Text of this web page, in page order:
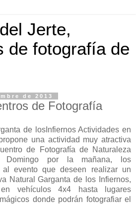
Jerte,
de fotografía de
de 2013
de Fotografía
de losInfiernos Actividades en
una actividad muy atractiva
de Fotografía de Naturaleza
Domingo por la mañana, los
al evento que deseen realizar un
Natural Garganta de los Infiernos,
en vehículos 4x4 hasta lugares
donde podrán fotografiar el